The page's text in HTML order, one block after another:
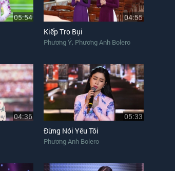
05:54
04:55
Kiếp Tro Bụi
Phương Ý, Phương Anh Bolero
04:36
05:33
Đừng Nói Yêu Tôi
Phương Anh Bolero